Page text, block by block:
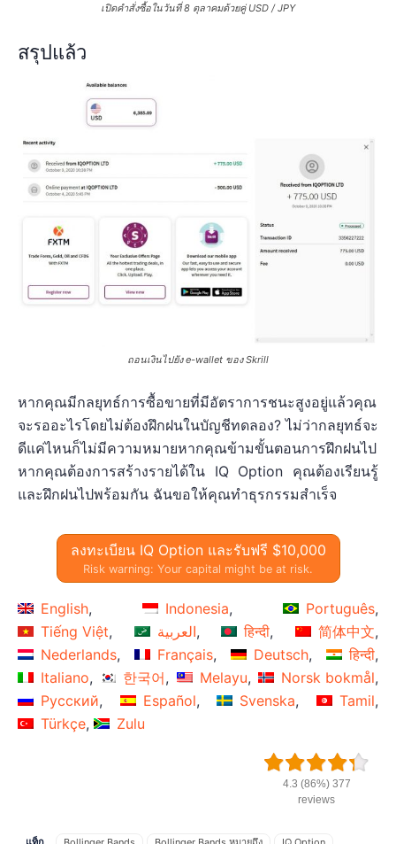
เปิดคำสั่งซื้อในวันที่ 8 ตุลาคมด้วยคู่ USD / JPY
สรุปแล้ว
ถอนเงินไปยัง e-wallet ของ Skrill
หากคุณมีกลยุทธ์การซื้อขายที่มีอัตราการชนะสูงอยู่แล้วคุณ
จะรออะไรโดยไม่ต้องฝึกฝนในบัญชีทดลอง? ไม่ว่ากลยุทธ์จะ
ดีแค่ไหนก็ไม่มีความหมายหากคุณข้ามขั้นตอนการฝึกฝนไป
หากคุณต้องการสร้างรายได้ใน IQ Option คุณต้องเรียนรู้
และฝึกฝนไปพร้อมกัน ฉันขอให้คุณทำธุรกรรมสำเร็จ
ลงทะเบียน IQ Option และรับฟรี $10,000
Risk warning: Your capital might be at risk.
English Indonesia
Português
Tiếng Việt
العربية हिन्दी
简体中文
Nederlands
Français Deutsch
हिन्दी
Italiano
한국어 Melayu
Norsk bokmål
Русский
Español Svenska
Tamil
Türkçe
Zulu
4.3 (86%) 377
reviews